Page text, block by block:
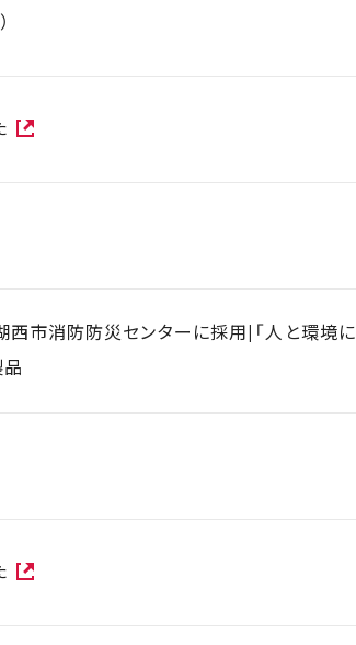
西市消防防災センターに採用|「人と環境に
品